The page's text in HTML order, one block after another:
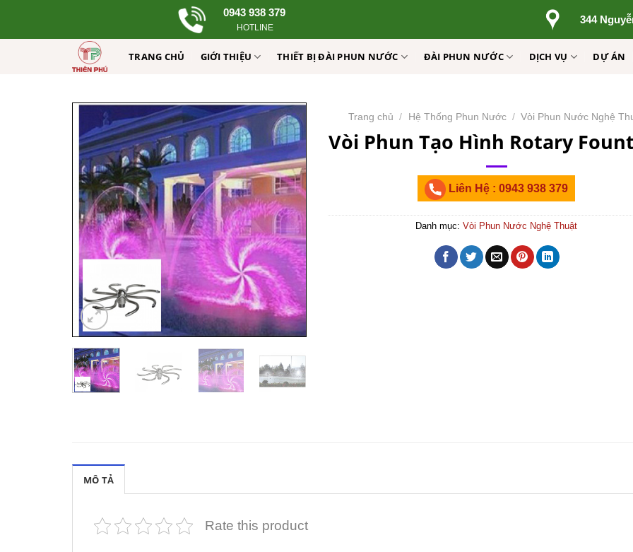
0943 938 379
HOTLINE
344
TRANG CHỦ GIỚI THIỆU THIẾT BỊ ĐÀI PHUN NƯỚC ĐÀI PHUN NƯỚC DỊCH VỤ DỰ ÁN
Trang chủ / Hệ Thống Phun Nước / Vòi Phun Nước Nghệ
Vòi Phun Tạo Hình Rotary
Liên Hệ : 0943 938 379
Danh mục:Vòi Phun Nước Nghệ Thuật
MÔ TẢ
Rate this product